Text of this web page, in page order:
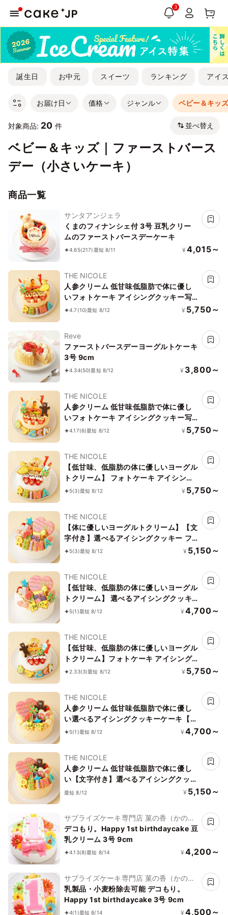
3
誕生日 お中元 スイーツ ランキング アイ
お届け日 価格 ジャンル ベビー＆キッ
対象商品: 20 件 並べ替え
ベビー＆キッズ｜ファーストバース
デー（小さいケーキ）
商品一覧
サンタアンジェラ
くまのフィナンシェ付 3号 豆乳クリー
ムのファーストバースデーケーキ
4.65(217)最短 8/11 ¥ 4,015～
THE NICOLE
人参クリーム 低甘味低脂肪で体に優し
いフォトケーキ アイシングクッキー写
真ケーキ ファーストバースデー（ひよ
4.7 (10)最短 8/12 ¥ 5,750～
Reve
ファーストバースデーヨーグルトケーキ
3号 9cm
4.34(50)最短 8/12 ¥ 3,800～
THE NICOLE
人参クリーム 低甘味低脂肪で体に優し
いフォトケーキ アイシングクッキー写
真ケーキ ファーストバースデー（ク
4.17(6)最短 8/12 ¥ 5,750～
THE NICOLE
【低甘味、低脂肪の体に優しいヨーグル
トクリーム】 フォトケーキ アイシング
クッキー写真ケーキ ファーストバース
5(3)最短 8/12 ¥ 5,750～
THE NICOLE
【体に優しいヨーグルトクリーム】【文
字付き】選べるアイシングクッキー フ
ァーストバースデー 爽やかで脂肪分も
5(3)最短 8/12 ¥ 5,150～
THE NICOLE
【低甘味、低脂肪の体に優しいヨーグル
トクリーム】 選べるアイシングクッキ
ー ファーストバースデー 爽やかで脂肪
5(1)最短 8/12 ¥ 4,700～
THE NICOLE
【低甘味、低脂肪の体に優しいヨーグル
トクリーム】フォトケーキ アイシング
クッキー写真ケーキ ファーストバース
2.33(3)最短 8/12 ¥ 5,750～
THE NICOLE
人参クリーム 低甘味低脂肪で体に優し
い選べるアイシングクッキーケーキ【当
日配送OK】ファーストバースデー 3号
5(1)最短 8/12 ¥ 4,700～
THE NICOLE
人参クリーム 低甘味低脂肪で体に優し
い【文字付き】選べるアイシングクッキ
ーケーキ ファーストバースデー 3号
最短 8/12 ¥ 5,150～
サプライズケーキ専門店 菓の香（かの
か）
デコもり。Happy 1st birthdaycake 豆
乳クリーム 3号 9cm
4.13(8)最短 8/14 ¥ 4,200～
サプライズケーキ専門店 菓の香（かの
か）
乳製品・小麦粉除去可能 デコもり。
Happy 1st birthdaycake 3号 9cm
4(1)最短 8/14 ¥ 4,500～